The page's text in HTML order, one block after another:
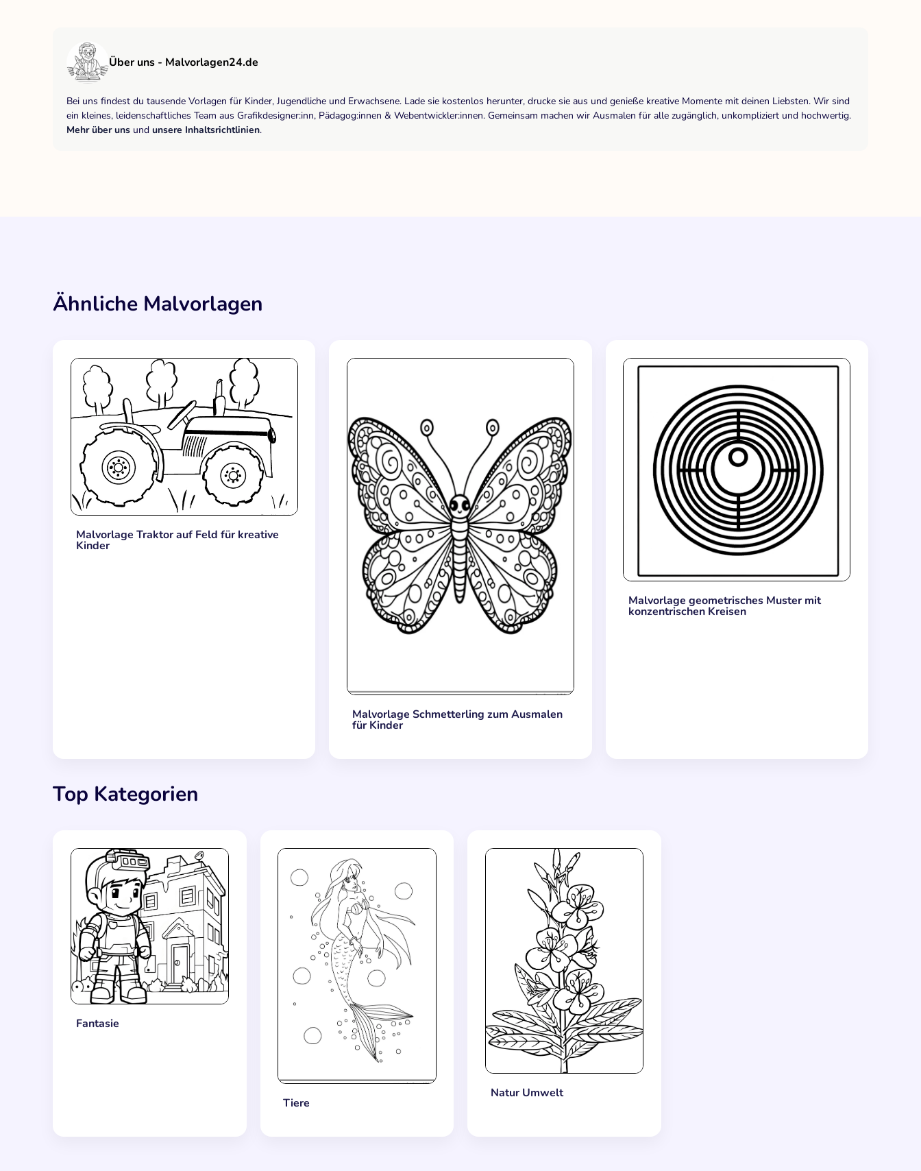
Über uns - Malvorlagen24.de
Bei uns findest du tausende Vorlagen für Kinder, Jugendliche und Erwachsene. Lade sie kostenlos herunter, drucke sie aus und genieße kreative Momente mit deinen Liebsten. Wir sind
ein kleines, leidenschaftliches Team aus Grafikdesigner:inn, Pädagog:innen & Webentwickler:innen. Gemeinsam machen wir Ausmalen für alle zugänglich, unkompliziert und hochwertig.
Mehr über uns und unsere Inhaltsrichtlinien.
Ähnliche Malvorlagen
Malvorlage Traktor auf Feld für kreative
Kinder
Malvorlage Schmetterling zum Ausmalen
für Kinder
Malvorlage geometrisches Muster mit
konzentrischen Kreisen
Top Kategorien
Fantasie
Tiere
Natur Umwelt